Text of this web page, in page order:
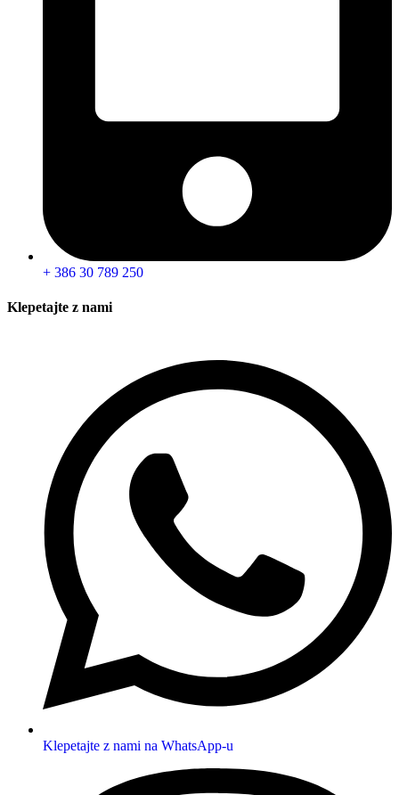
+ 386 30 789 250
Klepetajte z nami
Klepetajte z nami na WhatsApp-u